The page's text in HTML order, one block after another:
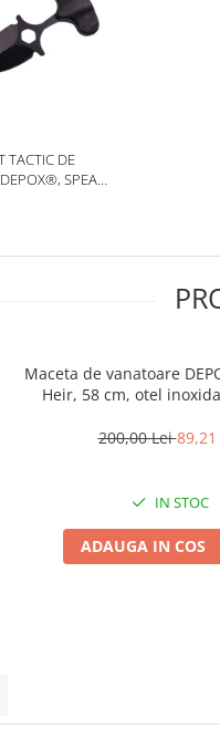
TACTIC DE
SPEAR
Maceta de vanatoare
Heir, 58 cm, otel
200,00 Lei89,21
IN STOC
ADAUGA IN COS